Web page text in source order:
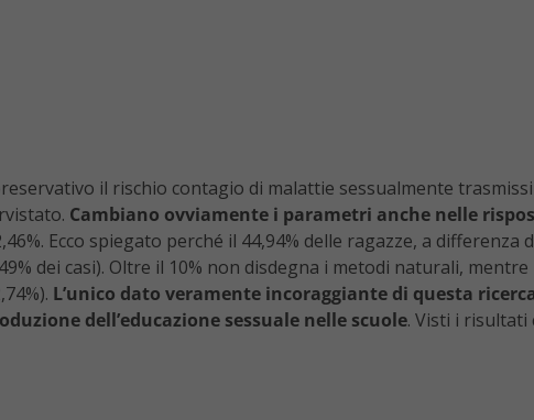
il rischio contagio di malattie sessualmente
Cambiano ovviamente i parametri anche nelle
Ecco spiegato perché il 44,94% delle ragazze, a
dei casi). Oltre il 10% non disdegna i metodi naturali,
L’unico dato veramente incoraggiante di questa
dell’educazione sessuale nelle scuole. Visti i risultati